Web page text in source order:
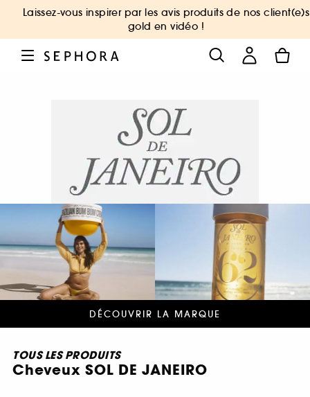
Laissez-vous inspirer par les avis produits de nos client(e)s
gold en vidéo !
DÉCOUVRIR LA MARQUE
TOUS LES PRODUITS
Cheveux SOL DE JANEIRO